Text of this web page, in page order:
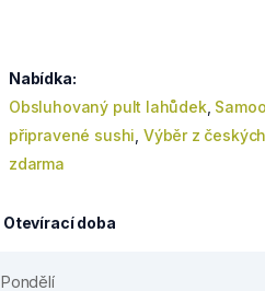
Nabídka:
Obsluhovaný pult lahůdek,
připravené sushi Výběr z
zdarma
Otevírací doba
Pondělí